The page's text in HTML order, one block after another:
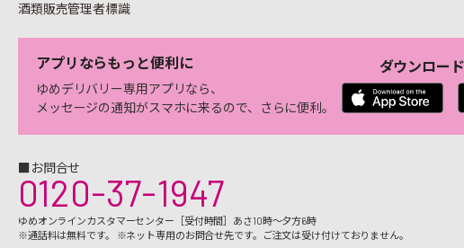
酒類販売管理者標識
アプリならもっと便利に
ゆめデリバリー専用アプリなら、
メッセージの通知がスマホに来るので、さらに便利。
ダウンロー
■お問合せ
0120-37-1947
ゆめオンラインカスタマーセンター［受付時間］あさ10時～夕方6時
※通話料は無料です。 ※ネット専用のお問合せ先です。ご注文は受け付けておりません。